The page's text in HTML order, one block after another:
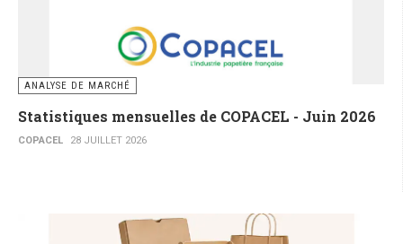
ANALYSE DE MARCHÉ
Statistiques mensuelles de COPACEL - Juin 2026
COPACEL 28 JUILLET 2026